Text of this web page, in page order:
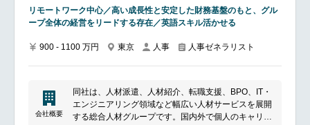
労使関係および従業員対応
グローバル人事戦略との整合性確保
クロスカルチャー環境における人事施策推進
人事専門領域採用
タレントマネジメント
報酬制度・福利厚生
リモートワーク中心／高い成長性と安定した財務基盤のもと、グル
ープ全体の経営をリードする存在／英語スキル活かせる
900 - 1100 万円 東京 人事 人事ゼネラリスト
会社概要
同社は、人材派遣、人材紹介、転職支援、BPO、IT・
エンジニアリング領域など幅広い人材サービスを展開
する総合人材グループです。国内外で個人のキャリア